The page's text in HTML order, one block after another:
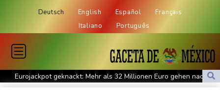
Deutsch English Español
Français
Italiano
Português
Eurojackpot geknackt: Mehr als 32 Millionen Euro gehen nach
Nordrhein-Westfalen